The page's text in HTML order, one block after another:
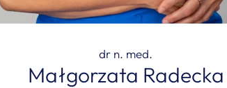
dr n. med.
Małgorzata Radecka